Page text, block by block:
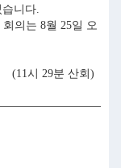
니다.
의는 8월 25일 오
(11시 29분 산회)